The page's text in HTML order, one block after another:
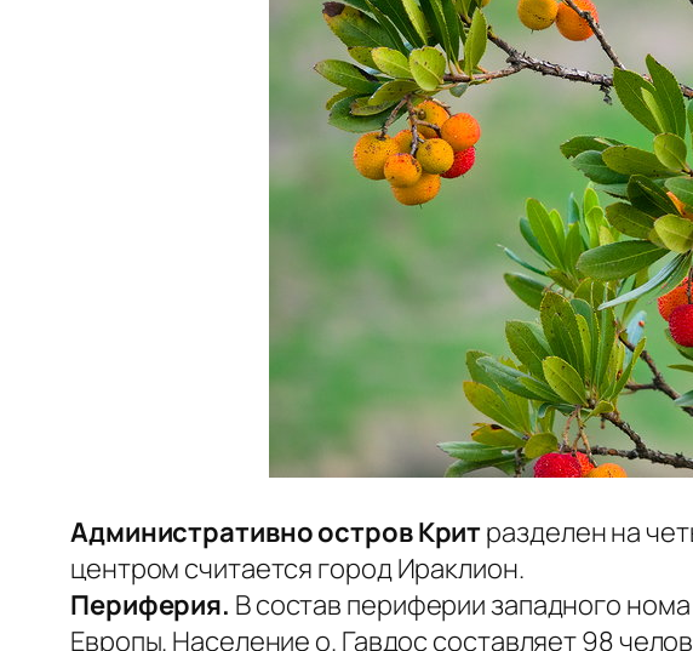
Административно остров Критразделен на
центром считается город Ираклион.
Периферия. В состав периферии западного
Европы. Население о. Гавдос составляет 98